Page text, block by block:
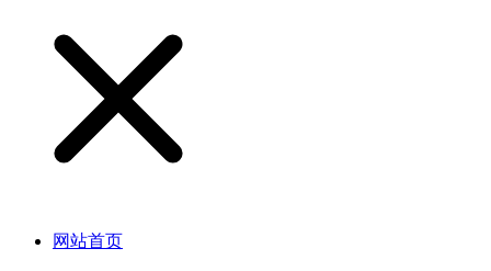
网站首页